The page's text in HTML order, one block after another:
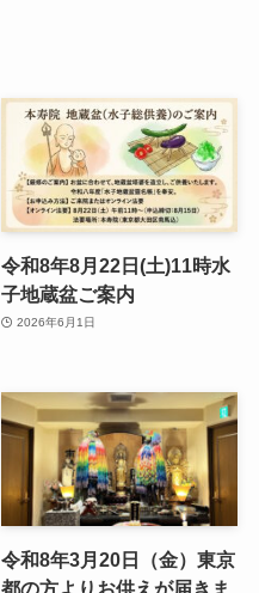
令和8年8月22日(土)11時水
子地蔵盆ご案内
2026年6月1日
令和8年3月20日（金）東京
都の方よりお供えが届きま